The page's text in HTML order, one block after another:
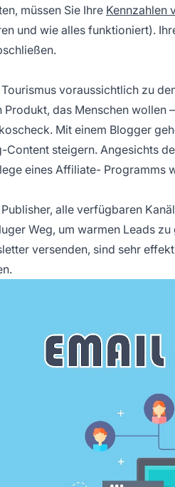
müssen Sie Ihre Kennzahlen
und wie alles funktioniert).
voraussichtlich zu
Produkt, das Menschen
Mit einem Blogger
Content steigern. Angesichts
eines Affiliate- Programms
alle verfügbaren
Weg, um warmen Leads
versenden, sind sehr